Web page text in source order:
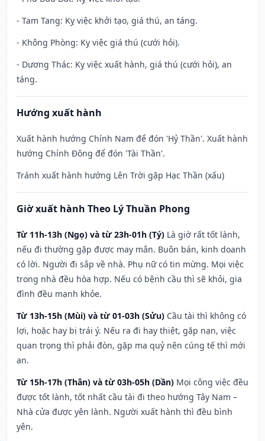
- Tam Tang: Kỵ việc khởi tạo, giá thú, an táng.
- Không Phòng: Kỵ việc giá thú (cưới hỏi).
- Dương Thác: Kỵ việc xuất hành, giá thú (cưới hỏi), an
táng.
Hướng xuất hành
Xuất hành hướng Chính Nam để đón 'Hỷ Thần'. Xuất hành
hướng Chính Đông để đón 'Tài Thần'.
Tránh xuất hành hướng Lên Trời gặp Hạc Thần (xấu)
Giờ xuất hành Theo Lý Thuần Phong
Từ 11h-13h (Ngọ) và từ 23h-01h (Tý) Là giờ rất tốt lành,
nếu đi thường gặp được may mắn. Buôn bán, kinh doanh
có lời. Người đi sắp về nhà. Phụ nữ có tin mừng. Mọi việc
trong nhà đều hòa hợp. Nếu có bệnh cầu thì sẽ khỏi, gia
đình đều mạnh khỏe.
Từ 13h-15h (Mùi) và từ 01-03h (Sửu) Cầu tài thì không có
lợi, hoặc hay bị trái ý. Nếu ra đi hay thiệt, gặp nạn, việc
quan trọng thì phải đòn, gặp ma quỷ nên cúng tế thì mới
an.
Từ 15h-17h (Thân) và từ 03h-05h (Dần) Mọi công việc đều
được tốt lành, tốt nhất cầu tài đi theo hướng Tây Nam –
Nhà cửa được yên lành. Người xuất hành thì đều bình
yên.